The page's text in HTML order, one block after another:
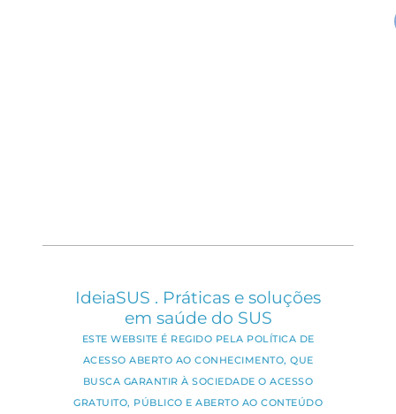
IdeiaSUS . Práticas e soluções
em saúde do SUS
ESTE WEBSITE É REGIDO PELA POLÍTICA DE
ACESSO ABERTO AO CONHECIMENTO, QUE
BUSCA GARANTIR À SOCIEDADE O ACESSO
GRATUITO, PÚBLICO E ABERTO AO CONTEÚDO